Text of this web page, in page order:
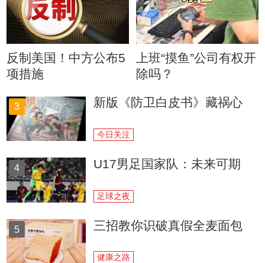
反制美国！中方公布5
项措施
上班“摸鱼”公司有权开
除吗？
3 新版《防卫白皮书》藏祸心
今日关注
4 U17男足国家队：未来可期
足球之夜
5 三招教你识破真假全麦面包
健康之路